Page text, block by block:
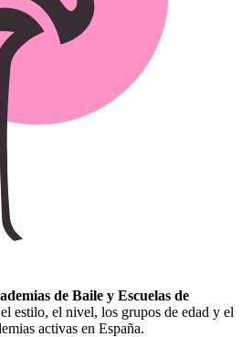
de Baile y Escuelas de
estilo, el nivel, los grupos de edad y el
activas en España.